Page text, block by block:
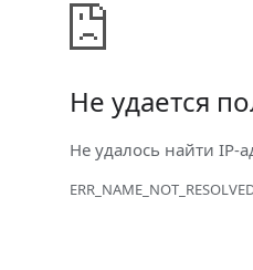
Не удается
Не удалось найти IP-